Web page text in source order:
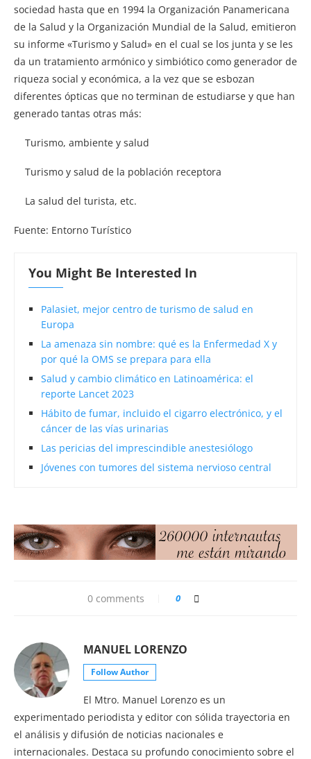
sociedad hasta que en 1994 la Organización Panamericana
de la Salud y la Organización Mundial de la Salud, emitieron
su informe «Turismo y Salud» en el cual se los junta y se les
da un tratamiento armónico y simbiótico como generador de
riqueza social y económica, a la vez que se esbozan
diferentes ópticas que no terminan de estudiarse y que han
generado tantas otras más:
Turismo, ambiente y salud
Turismo y salud de la población receptora
La salud del turista, etc.
Fuente: Entorno Turístico
You Might Be Interested In
Palasiet, mejor centro de turismo de salud en
Europa
La amenaza sin nombre: qué es la Enfermedad X y
por qué la OMS se prepara para ella
Salud y cambio climático en Latinoamérica: el
reporte Lancet 2023
Hábito de fumar, incluido el cigarro electrónico, y el
cáncer de las vías urinarias
Las pericias del imprescindible anestesiólogo
Jóvenes con tumores del sistema nervioso central
0 comments 0
MANUEL LORENZO
Follow Author
El Mtro. Manuel Lorenzo es un
experimentado periodista y editor con sólida trayectoria en
el análisis y difusión de noticias nacionales e
internacionales. Destaca su profundo conocimiento sobre el